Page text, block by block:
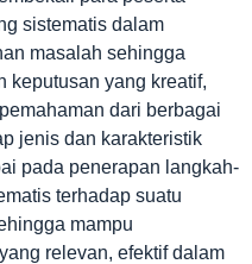
sistematis dalam
masalah sehingga
keputusan yang kreatif,
dari berbagai
jenis dan karakteristik
pada penerapan langkah-
terhadap suatu
mampu
relevan, efektif dalam